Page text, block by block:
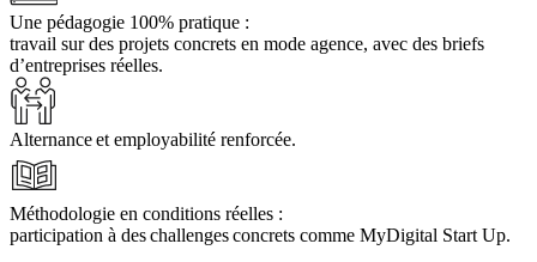
Une pédagogie 100% pratique :
travail sur des projets concrets en mode agence, avec des briefs
d’entreprises réelles.
Alternance et employabilité renforcée.
Méthodologie en conditions réelles :
participation à des challenges concrets comme MyDigital Start Up.